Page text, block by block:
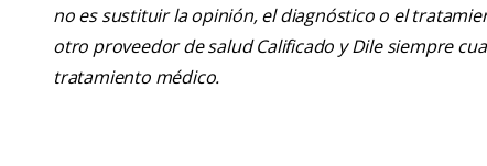
no es sustituir la opinión, el diagnóstico o el
otro proveedor de salud Calificado y Dile siempre
tratamiento médico.